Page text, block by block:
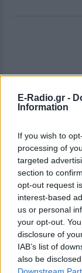
E-Radio.gr -
Information
If you wish to
processing of
targeted
section to
opt-out request
interest-based
us or personal
your opt-out.
disclosure of
IAB’s list of
also be